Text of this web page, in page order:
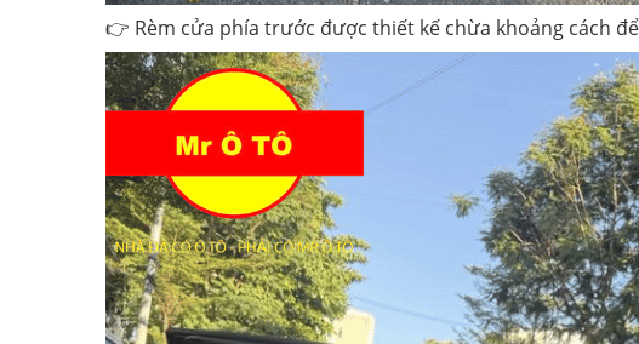
👉 Rèm cửa phía trước được thiết kế chừa khoảng cách